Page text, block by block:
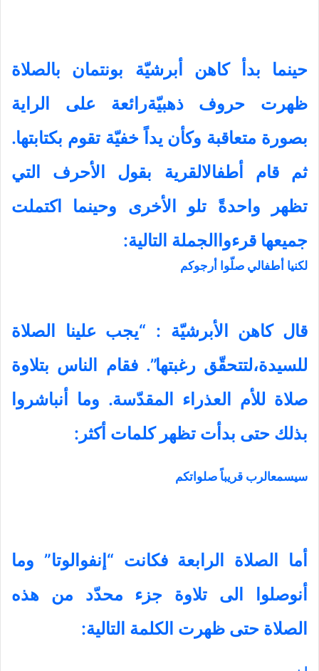
حينما بدأ كاهن أبرشيّة بونتمان بالصلاة
ظهرت حروف ذهبيّةرائعة على الراية
بصورة متعاقبة وكأن يداً خفيّة تقوم بكتابتها.
ثم قام أطفالالقرية بقول الأحرف التي
تظهر واحدةً تلو الأخرى وحينما اكتملت
جميعها قرءواالجملة التالية:
لكنيا أطفالي صلّوا أرجوكم
قال كاهن الأبرشيّة : “يجب علينا الصلاة
للسيدة،لتتحقّق رغبتها”. فقام الناس بتلاوة
صلاة للأم العذراء المقدّسة. وما أنباشروا
بذلك حتى بدأت تظهر كلمات أكثر:
سيسمعالرب قريباً صلواتكم
أما الصلاة الرابعة فكانت “إنفوالوتا” وما
أنوصلوا الى تلاوة جزء محدّد من هذه
الصلاة حتى ظهرت الكلمة التالية: